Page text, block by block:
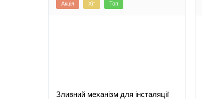
Акція Хіт Топ
Зливний механізм для інсталяції